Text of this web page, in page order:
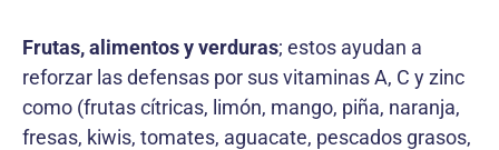
Frutas, alimentos y verduras; estos ayudan a
reforzar las defensas por sus vitaminas A, C y zinc
como (frutas cítricas, limón, mango, piña, naranja,
fresas, kiwis, tomates, aguacate, pescados grasos,